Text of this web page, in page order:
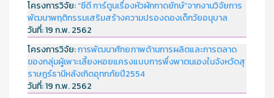
โครงการวิจัย:“ซีดี การ์ตูนเรื่องหัวผักกาดยักษ์”จากงานวิจัยการ
พัฒนาพฤติกรรมเสริมสร้างความปรองดองเด็กวัยอนุบาล
วันที่:19 ก.พ. 2562
โครงการวิจัย:การพัฒนาศักยภาพด้านการผลิตและการตลาด
ของกลุ่มผู้เพาะเลี้ยงหอยแครงแบบการพึ่งพาตนเองในจังหวัดสุ
ราษฏร์ธานีหลังเกิดอุทกภัยปี2554
วันที่:19 ก.พ. 2562